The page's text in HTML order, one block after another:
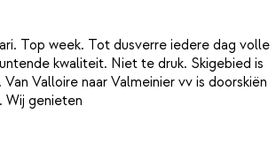
Top week. Tot dusverre iedere dag volle
kwaliteit. Niet te druk. Skigebied is
Valloire naar Valmeinier vv is doorskiën